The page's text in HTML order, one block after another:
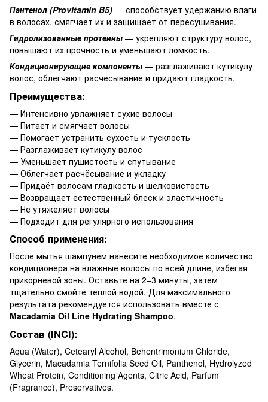
Пантенол (Provitamin B5) — способствует удержанию влаги
в волосах, смягчает их и защищает от пересушивания.
Гидролизованные протеины — укрепляют структуру волос,
повышают их прочность и уменьшают ломкость.
Кондиционирующие компоненты — разглаживают кутикулу
волос, облегчают расчёсывание и придают гладкость.
Преимущества:
— Интенсивно увлажняет сухие волосы
— Питает и смягчает волосы
— Помогает устранить сухость и тусклость
— Разглаживает кутикулу волос
— Уменьшает пушистость и спутывание
— Облегчает расчёсывание и укладку
— Придаёт волосам гладкость и шелковистость
— Возвращает естественный блеск и эластичность
— Не утяжеляет волосы
— Подходит для регулярного использования
Способ применения:
После мытья шампунем нанесите необходимое количество
кондиционера на влажные волосы по всей длине, избегая
прикорневой зоны. Оставьте на 2–3 минуты, затем
тщательно смойте тёплой водой. Для максимального
результата рекомендуется использовать вместе с
Macadamia Oil Line Hydrating Shampoo.
Состав (INCI):
Aqua (Water), Cetearyl Alcohol, Behentrimonium Chloride,
Glycerin, Macadamia Ternifolia Seed Oil, Panthenol, Hydrolyzed
Wheat Protein, Conditioning Agents, Citric Acid, Parfum
(Fragrance), Preservatives.